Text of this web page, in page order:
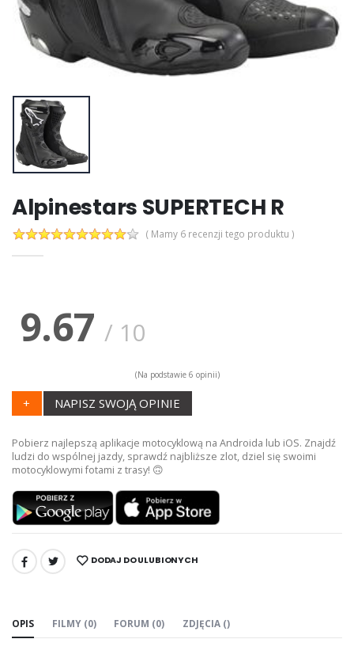
Alpinestars SUPERTECH R
( Mamy 6 recenzji tego produktu )
9.67 / 10
(Na podstawie 6 opinii)
+ NAPISZ SWOJĄ OPINIE
Pobierz najlepszą aplikacje motocyklową na Androida lub iOS. Znajdź
ludzi do wspólnej jazdy, sprawdź najbliższe zlot, dziel się swoimi
motocyklowymi fotami z trasy! 🙃
UDOSTĘPNIJ: DODAJ DO ULUBIONYCH
OPIS FILMY (0) FORUM (0) ZDJĘCIA ()